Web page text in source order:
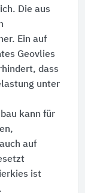
Die aus
Ein auf
Geovlies
dass
unter
kann für
auf
ist